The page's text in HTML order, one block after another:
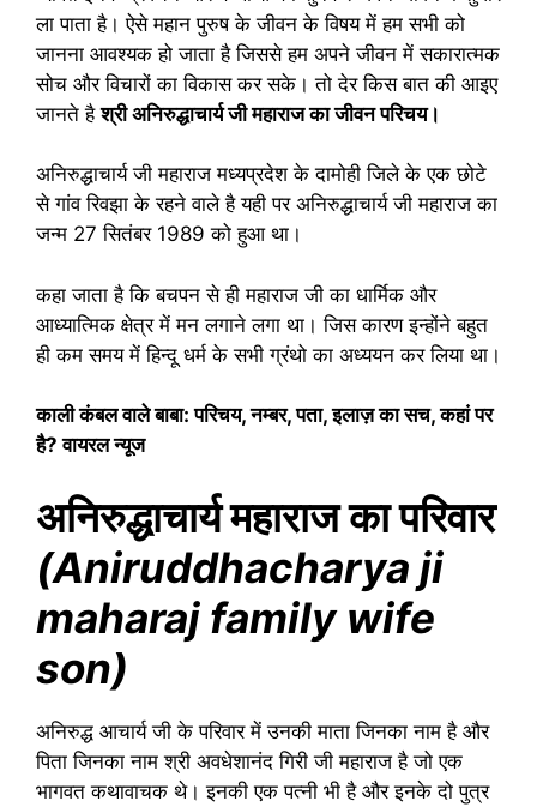
ला पाता है। ऐसे महान पुरुष के जीवन के विषय में हम सभी को
जानना आवश्यक हो जाता है जिससे हम अपने जीवन में सकारात्मक
सोच और विचारों का विकास कर सके। तो देर किस बात की आइए
जानते हैश्री अनिरुद्धाचार्य जी महाराज का जीवन परिचय।
अनिरुद्धाचार्य जी महाराज मध्यप्रदेश के दामोही जिले के एक छोटे
से गांव रिवझा के रहने वाले है यही पर अनिरुद्धाचार्य जी महाराज का
जन्म 27 सितंबर 1989 को हुआ था।
कहा जाता है कि बचपन से ही महाराज जी का धार्मिक और
आध्यात्मिक क्षेत्र में मन लगाने लगा था। जिस कारण इन्होंने बहुत
ही कम समय में हिन्दू धर्म के सभी ग्रंथो का अध्ययन कर लिया था।
काली कंबल वाले बाबा: परिचय, नम्बर, पता, इलाज़ का सच, कहां पर
है? वायरल न्यूज
अनिरुद्धाचार्य महाराज का परिवार
(Aniruddhacharya ji
maharaj family wife
son)
अनिरुद्ध आचार्य जी के परिवार में उनकी माता जिनका नाम है और
पिता जिनका नाम श्री अवधेशानंद गिरी जी महाराज है जो एक
भागवत कथावाचक थे। इनकी एक पत्नी भी है और इनके दो पुत्र